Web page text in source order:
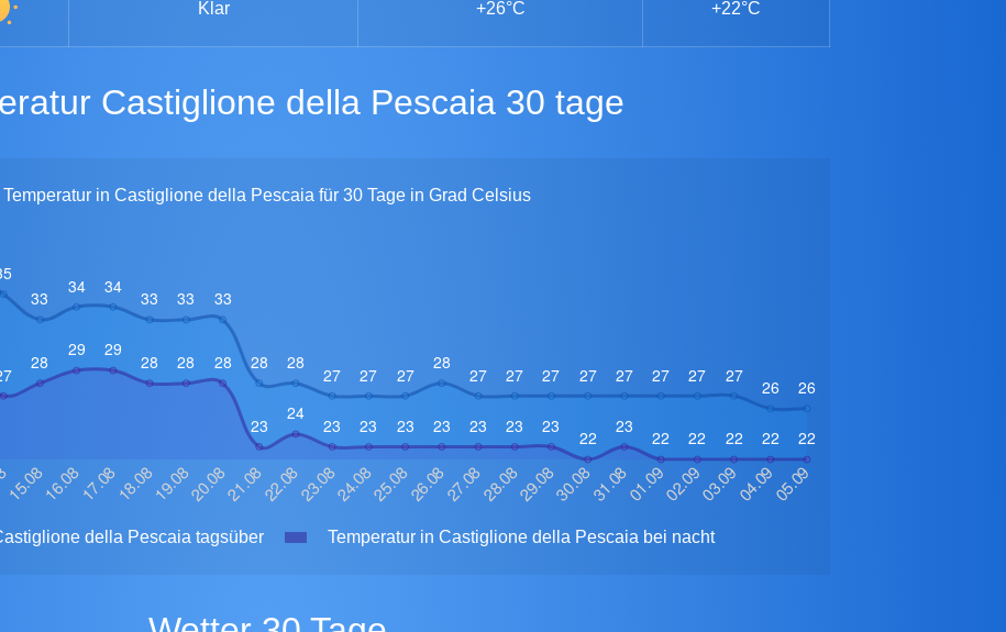
Klar +26°C +22°C
Castiglione della Pescaia 30 tage
Temperatur in Castiglione della Pescaia für 30 Tage in Grad Celsius
della Pescaia tagsüber Temperatur in Castiglione della Pescaia bei nacht